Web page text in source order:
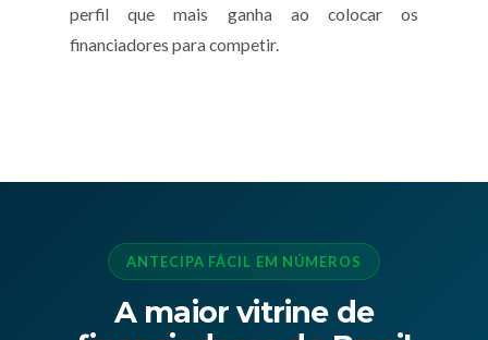
perfil que mais ganha ao colocar os
financiadores para competir.
ANTECIPA FÁCIL EM NÚMEROS
A maior vitrine de